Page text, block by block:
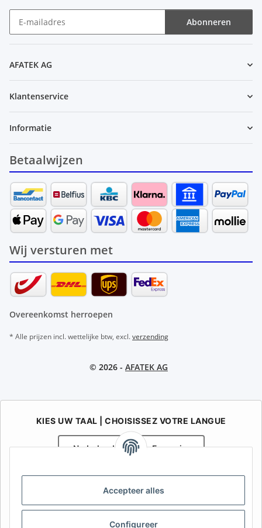
Accepteer alles
Configureer
Abonneren
AFATEK AG
Klantenservice
Informatie
Betaalwijzen
Wij versturen met
Overeenkomst herroepen
* Alle prijzen incl. wettelijke btw, excl.verzending
© 2026 - AFATEK AG
KIES UW TAAL | CHOISISSEZ VOTRE LANGUE
Nederlands Français
Uw specialist in onderdelen voor aanhangwagens | Votre
spécialiste en pièces détachées pour remorques
Contact: info@afatek.com